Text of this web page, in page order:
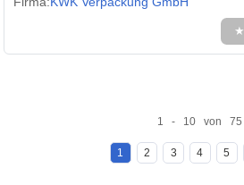
★
1 - 10 von 75
1 2 3 4 5